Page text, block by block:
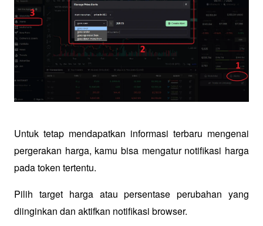
Untuk tetap mendapatkan informasi terbaru mengenai
pergerakan harga, kamu bisa mengatur notifikasi harga
pada token tertentu.
Pilih target harga atau persentase perubahan yang
diinginkan dan aktifkan notifikasi browser.